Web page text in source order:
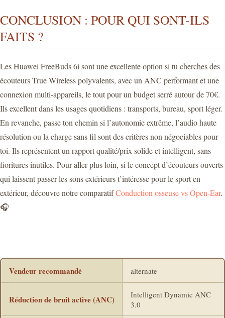
CONCLUSION : POUR QUI SONT-ILS
FAITS ?
Les Huawei FreeBuds 6i sont une excellente option si tu cherches des
écouteurs True Wireless polyvalents, avec un ANC performant et une
connexion multi-appareils, le tout pour un budget serré autour de 70€.
Ils excellent dans les usages quotidiens : transports, bureau, sport léger.
En revanche, passe ton chemin si l’autonomie extrême, l’audio haute
résolution ou la charge sans fil sont des critères non négociables pour
toi. Ils représentent un rapport qualité/prix solide et intelligent, sans
fioritures inutiles. Pour aller plus loin, si le concept d’écouteurs ouverts
qui laissent passer les sons extérieurs t’intéresse pour le sport en
extérieur, découvre notre comparatifConduction osseuse vs Open-Ear.
🎧
Vendeur recommandé alternate
Réduction de bruit active (ANC)
Intelligent Dynamic ANC
3.0